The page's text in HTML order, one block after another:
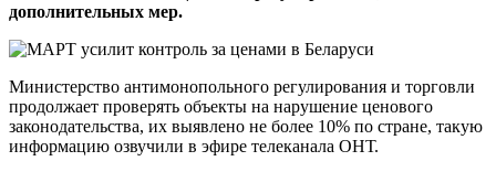
дополнительных мер.
Министерство антимонопольного регулирования и торговли
продолжает проверять объекты на нарушение ценового
законодательства, их выявлено не более 10% по стране, такую
информацию озвучили в эфире телеканала ОНТ.